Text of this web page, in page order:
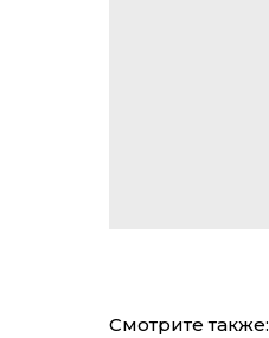
Смотрите также: